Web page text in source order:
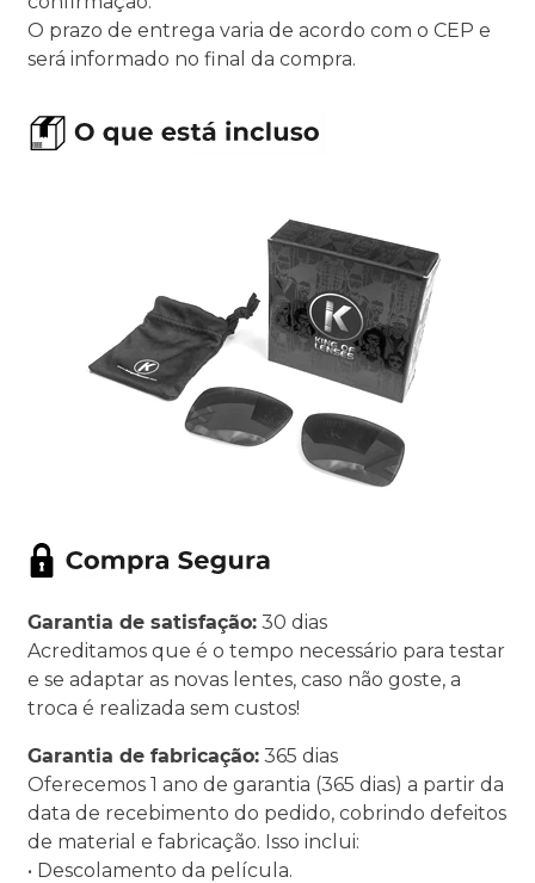
O prazo de entrega varia de acordo com o CEP e
será informado no final da compra.
Garantia de satisfação: 30 dias
Acreditamos que é o tempo necessário para testar
e se adaptar as novas lentes, caso não goste, a
troca é realizada sem custos!
Garantia de fabricação: 365 dias
Oferecemos 1 ano de garantia (365 dias) a partir da
data de recebimento do pedido, cobrindo defeitos
de material e fabricação. Isso inclui:
• Descolamento da película.